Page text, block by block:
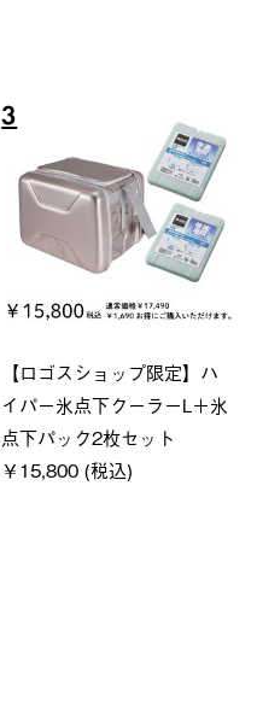
3
【ロゴスショップ限定】ハ
イパー氷点下クーラーL＋氷
点下パック2枚セット
￥15,800 (税込)